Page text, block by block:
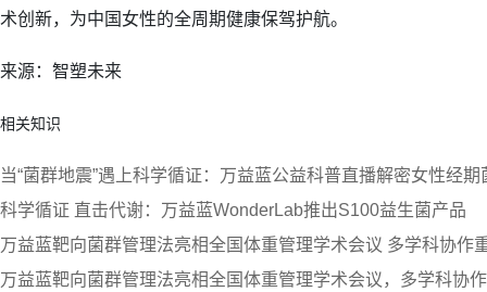
术创新，为中国女性的全周期健康保驾护航。
来源：智塑未来
相关知识
当“菌群地震”遇上科学循证：万益蓝公益科普直播解密女性经
科学循证 直击代谢：万益蓝WonderLab推出S100益生菌产品
万益蓝靶向菌群管理法亮相全国体重管理学术会议 多学科协作
万益蓝靶向菌群管理法亮相全国体重管理学术会议，多学科协